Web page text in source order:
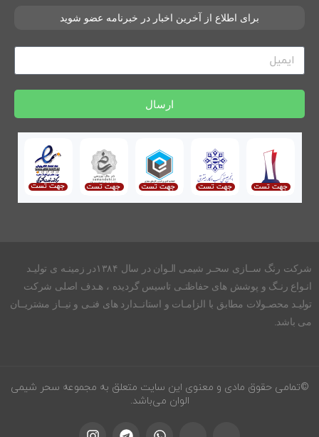
برای اطلاع از آخرین اخبار در خبرنامه عضو شوید
ارسال
شرکت رنگ ســازی سحـر شیمی الـوان در سال ۱۳۸۴در زمینـه ی تولیـد
انـواع رنـگ و پوشش های حفاظتـی تاسیس گردیده ، هـدف اصلی شرکت
تولیـد محصـولات مطابق با الزامـات و استانــدارد های فنـی و نیــاز مشتریــان
می باشد.
©تمامی حقوق مادی و معنوی این سایت متعلق به مجموعه سحر شیمی
الوان می‌باشد.